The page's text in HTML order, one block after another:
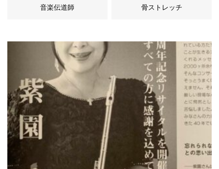
音楽伝道師 骨ストレッチ